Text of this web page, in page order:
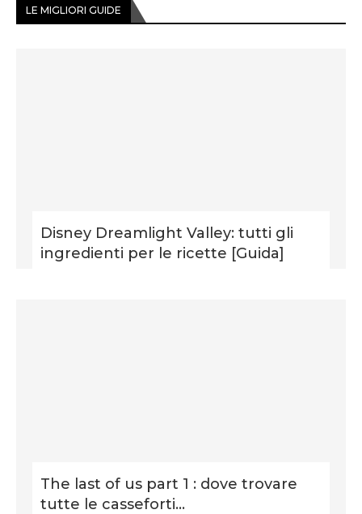
LE MIGLIORI GUIDE
Disney Dreamlight Valley: tutti gli
ingredienti per le ricette [Guida]
The last of us part 1 : dove trovare
tutte le casseforti...